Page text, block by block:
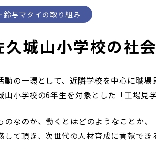
鈴与マタイの取り組み
久城山小学校の社
動の一環として、近隣学校を中心に職
山小学校の6年生を対象とした「工場見
なのか、働くとはどのようなことか、
して頂き、次世代の人材育成に貢献でき